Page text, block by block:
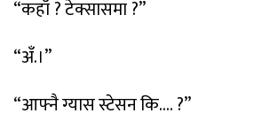
“कहाँ ? टेक्सासमा ?”
“अँ.।”
“आफ्नै ग्यास स्टेसन कि.… ?”